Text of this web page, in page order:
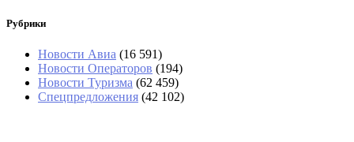
Рубрики
Новости Авиа (16 591)
Новости Операторов (194)
Новости Туризма (62 459)
Спецпредложения (42 102)